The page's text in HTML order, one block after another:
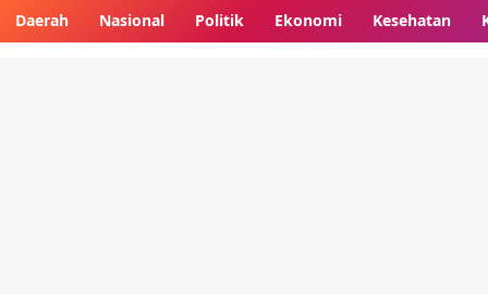
Daerah Nasional Politik Ekonomi Kesehatan